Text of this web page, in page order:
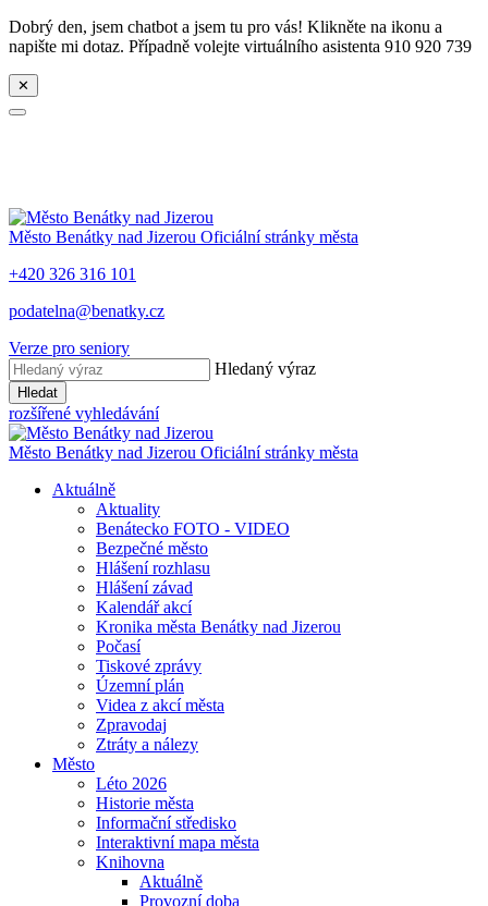
Dobrý den, jsem chatbot a jsem tu pro vás! Klikněte na ikonu a
napište mi dotaz. Případně volejte virtuálního asistenta 910 920 739
✕
Město Benátky nad Jizerou Oficiální stránky města
+420 326 316 101
podatelna@benatky.cz
Verze pro seniory
Hledaný výraz
Hledat
rozšířené vyhledávání
Město Benátky nad Jizerou Oficiální stránky města
Aktuálně
Aktuality
Benátecko FOTO - VIDEO
Bezpečné město
Hlášení rozhlasu
Hlášení závad
Kalendář akcí
Kronika města Benátky nad Jizerou
Počasí
Tiskové zprávy
Územní plán
Videa z akcí města
Zpravodaj
Ztráty a nálezy
Město
Léto 2026
Historie města
Informační středisko
Interaktivní mapa města
Knihovna
Aktuálně
Provozní doba